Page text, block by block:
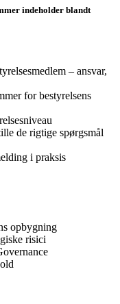
indeholder blandt
– ansvar,
for bestyrelsens
de rigtige spørgsmål
i praksis
opbygning
risici